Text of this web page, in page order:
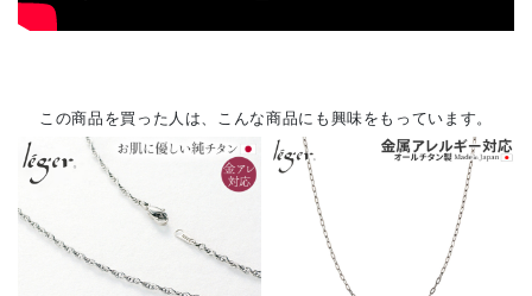
この商品を買った人は、こんな商品にも興味をもっています。